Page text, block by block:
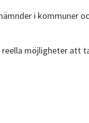
i kommuner
möjligheter att